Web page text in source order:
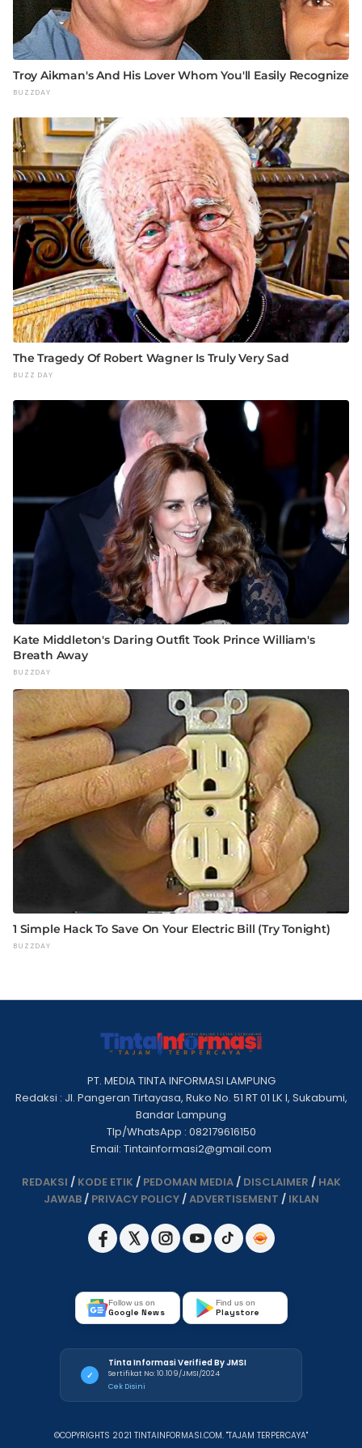
PT. MEDIA TINTA INFORMASI LAMPUNG
Redaksi : Jl. Pangeran Tirtayasa, Ruko No. 51 RT 01 LK I, Sukabumi,
Bandar Lampung
Tlp/WhatsApp : 082179616150
Email: Tintainformasi2@gmail.com
REDAKSI / KODE ETIK / PEDOMAN MEDIA/ DISCLAIMER / HAK
JAWAB/ PRIVACY POLICY/ADVERTISEMENT / IKLAN
Follow us on
Google News
Find us on
Playstore
✓
Tinta Informasi Verified By JMSI
Sertifikat No: 10.109/JMSI/2024
Cek Disini
©COPYRIGHTS 2021 TINTAINFORMASI.COM. "TAJAM TERPERCAYA"